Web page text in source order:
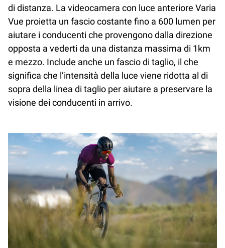
di distanza. La videocamera con luce anteriore Varia
Vue proietta un fascio costante fino a 600 lumen per
aiutare i conducenti che provengono dalla direzione
opposta a vederti da una distanza massima di 1km
e mezzo. Include anche un fascio di taglio, il che
significa che l’intensità della luce viene ridotta al di
sopra della linea di taglio per aiutare a preservare la
visione dei conducenti in arrivo.